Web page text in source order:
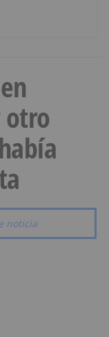
otro
noticia